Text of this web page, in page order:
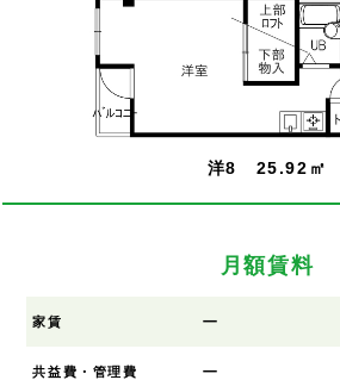
洋8 25.92㎡
月額賃料
家賃 ー
共益費・管理費 ー